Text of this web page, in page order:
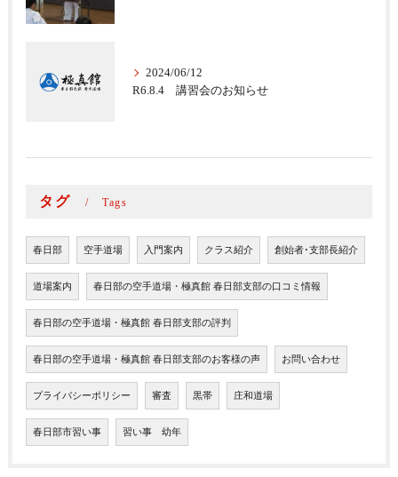
2024/06/12
R6.8.4 講習会のお知らせ
タグ Tags
春日部 空手道場 入門案内 クラス紹介 創始者･支部長紹介
道場案内 春日部の空手道場・極真館 春日部支部の口コミ情報
春日部の空手道場・極真館 春日部支部の評判
春日部の空手道場・極真館 春日部支部のお客様の声 お問い合わせ
プライバシーポリシー 審査 黒帯 庄和道場
春日部市習い事 習い事 幼年